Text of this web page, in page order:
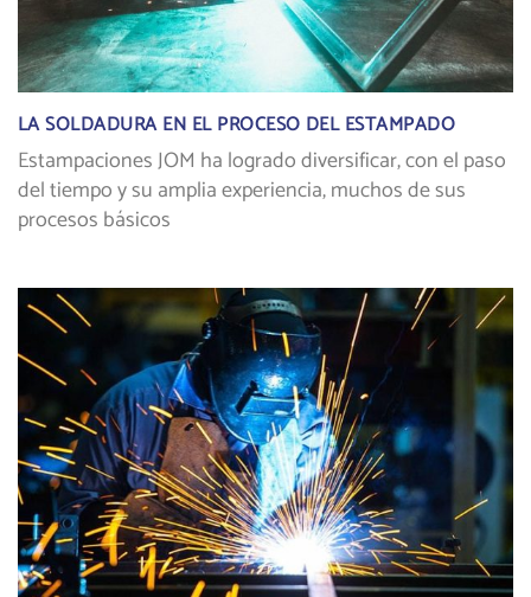
LA SOLDADURA EN EL PROCESO DEL ESTAMPADO
Estampaciones JOM ha logrado diversificar, con el paso
del tiempo y su amplia experiencia, muchos de sus
procesos básicos